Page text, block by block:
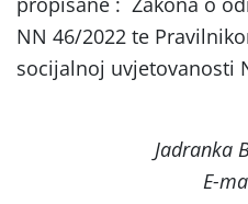
NN 46/2022 te
socijalnoj uvjetovanosti
Jadranka
E-